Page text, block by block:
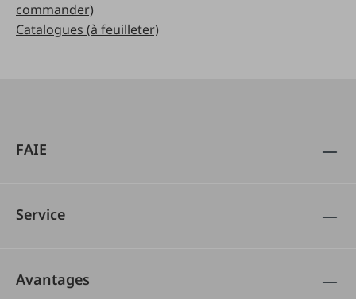
commander)
Catalogues (à feuilleter)
FAIE
Service
Avantages